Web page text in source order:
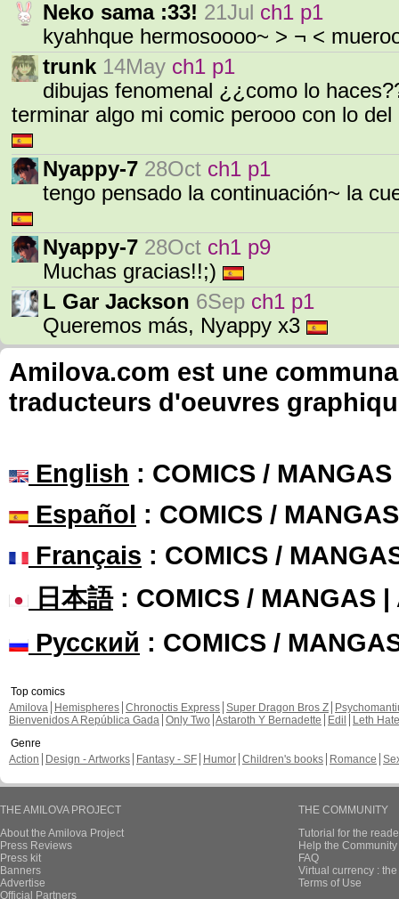
Neko sama :33! 21Jul ch1 p1
kyahhque hermosoooo~ > ¬ <
trunk 14May ch1 p1
dibujas fenomenal ¿¿como lo
terminar algo mi comic perooo con lo
Nyappy-7 28Oct ch1 p1
tengo pensado la continuación~ la
Nyappy-7 28Oct ch1 p9
Muchas gracias!!;)
L Gar Jackson 6Sep ch1 p1
Queremos más, Nyappy x3
Amilova.com est une
traducteurs d'oeuvres
English : COMICS /
Español : COMICS /
Français : COMICS /
日本語: COMICS / MANGAS |
Русский : COMICS /
Top comics
Amilova
Hemispheres Chronoctis Express Super Dragon Bros Z
Bienvenidos A República Gada Only Two Astaroth Y Bernadette Edil
Leth Hate
Genre
Action
Design - Artworks Fantasy - SF Humor Children's books Romance
THE AMILOVA PROJECT
About the Amilova Project
Press Reviews
Press kit
Banners
Advertise
Official Partners
THE COMMUNITY
Tutorial for the
Help the
FAQ
Virtual currency :
Terms of Use